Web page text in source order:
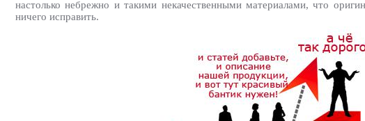
настолько небрежно и такими некачественными материалами, что
ничего исправить.